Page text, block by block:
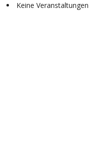
Keine Veranstaltungen